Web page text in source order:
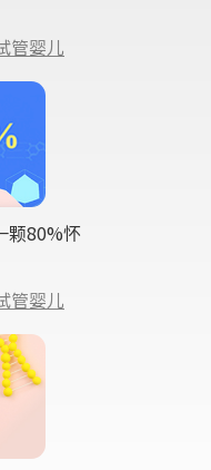
管婴儿
颗80%怀
管婴儿